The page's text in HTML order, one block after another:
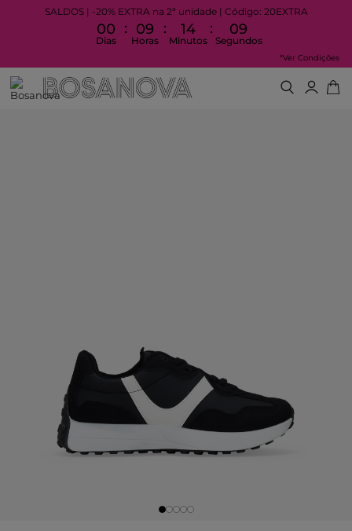
SALDOS | -20% EXTRA na 2ª unidade | Código: 20EXTRA
00
Dias
: 09
Horas
: 14
Minutos
: 09
Segundos
*Ver Condições